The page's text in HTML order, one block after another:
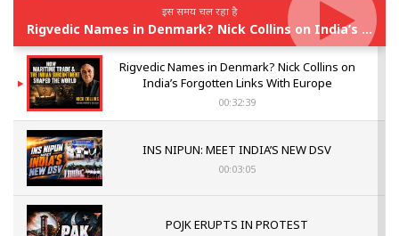
इस समय चल रहा है
Rigvedic Names in Denmark? Nick Collins on India’s Forgotten Links With Europe
Rigvedic Names in Denmark? Nick Collins on
India’s Forgotten Links With Europe
00:32:39
INS NIPUN: MEET INDIA’S NEW DSV
00:03:05
POJK ERUPTS IN PROTEST